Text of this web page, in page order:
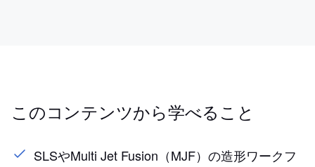
このコンテンツから学べること
SLSやMulti Jet Fusion（MJF）の造形ワークフ